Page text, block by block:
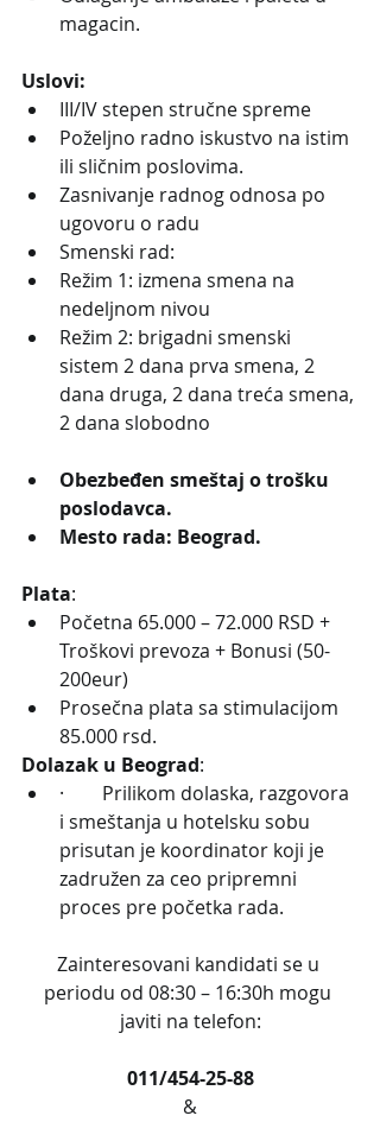
magacin.
Uslovi:
III/IV stepen stručne spreme
Poželjno radno iskustvo na istim
ili sličnim poslovima.
Zasnivanje radnog odnosa po
ugovoru o radu
Smenski rad:
Režim 1: izmena smena na
nedeljnom nivou
Režim 2: brigadni smenski
sistem 2 dana prva smena, 2
dana druga, 2 dana treća smena,
2 dana slobodno
Obezbeđen smeštaj o trošku
poslodavca.
Mesto rada: Beograd.
Plata:
Početna 65.000 – 72.000 RSD +
Troškovi prevoza + Bonusi (50-
200eur)
Prosečna plata sa stimulacijom
85.000 rsd.
Dolazak u Beograd:
·        Prilikom dolaska, razgovora
i smeštanja u hotelsku sobu
prisutan je koordinator koji je
zadružen za ceo pripremni
proces pre početka rada.
Zainteresovani kandidati se u
periodu od 08:30 – 16:30h mogu
javiti na telefon:
011/454-25-88
&